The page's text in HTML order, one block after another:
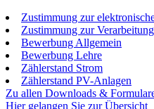
Zustimmung zur
Zustimmung zur
Bewerbung Allgemein
Bewerbung Lehre
Zählerstand Strom
Zählerstand PV-Anlagen
Zu allen Downloads &
Hier gelangen Sie zur Übersicht